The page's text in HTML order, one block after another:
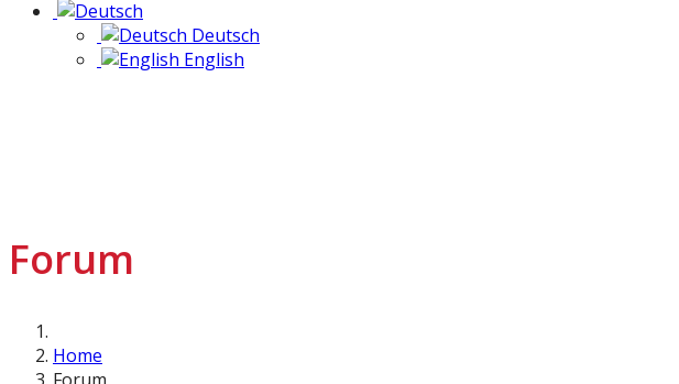
Deutsch
English
Forum
Home